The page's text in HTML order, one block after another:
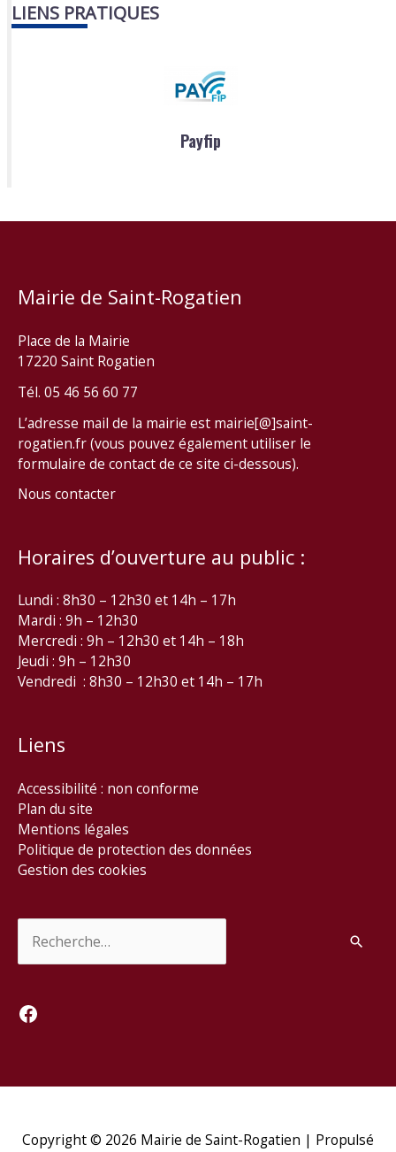
LIENS PRATIQUES
Payfip
Mairie de Saint-Rogatien
Place de la Mairie
17220 Saint Rogatien
Tél. 05 46 56 60 77
L’adresse mail de la mairie est mairie[@]saint-
rogatien.fr (vous pouvez également utiliser le
formulaire de contact de ce site ci-dessous).
Nous contacter
Horaires d’ouverture au public :
Lundi : 8h30 – 12h30 et 14h – 17h
Mardi : 9h – 12h30
Mercredi : 9h – 12h30 et 14h – 18h
Jeudi : 9h – 12h30
Vendredi : 8h30 – 12h30 et 14h – 17h
Liens
Accessibilité : non conforme
Plan du site
Mentions légales
Politique de protection des données
Gestion des cookies
Facebook
Copyright © 2026 Mairie de Saint-Rogatien | Propulsé